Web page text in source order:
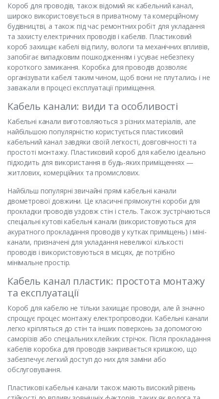
Короб для проводів, також відомий як кабельний канал,
широко використовується в приватному та комерційному
будівництві, а також під час ремонтних робіт для укладання
та захисту електричних проводів і кабелів. Пластиковий
короб захищає кабелі від пилу, вологи та механічних впливів,
запобігає випадковим пошкодженням і усуває небезпеку
короткого замикання. Коробка для проводів дозволяє
організувати кабелі таким чином, щоб вони не плутались і не
заважали в процесі експлуатації приміщення.
Кабель канали: види та особливості
Кабельні канали виготовляються з різних матеріалів, але
найбільшою популярністю користується пластиковий
кабельний канал завдяки своїй легкості, довговічності та
простоті монтажу. Пластиковий короб для кабелю ідеально
підходить для використання в будь-яких приміщеннях —
житлових, комерційних та промислових.
Найбільш популярні звичайні прямі кабельні канали
двометрової довжини. Це класичні прямокутні короби для
прокладки проводів уздовж стін і стель. Також зустрічаються
спеціальні кутові кабельні канали (використовуються для
акуратного прокладання проводів у кутках приміщень) і міні-
канали, призначені для укладання невеликої кількості
проводів і використовуються в місцях, де потрібно
мінімальне простір.
Кабель канал пластик: простота монтажу
та експлуатації
Короб для кабелю не тільки захищає проводи, але й значно
спрощує процес монтажу електропроводки. Кабельні канали
легко кріпляться до стін та інших поверхонь за допомогою
саморізів або спеціальних клейких стрічок. Після прокладання
кабелів коробка для проводів закривається кришкою, що
забезпечує легкий доступ до них для заміни або
обслуговування.
Пластикові кабельні канали також мають високий рівень